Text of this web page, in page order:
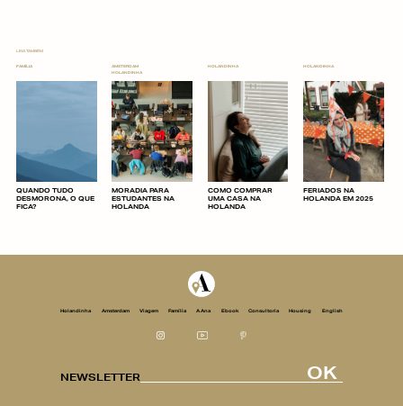
LEIA TAMBÉM
FAMÍLIA
QUANDO TUDO
DESMORONA, O QUE
FICA?
AMSTERDAM
HOLANDINHA
MORADIA PARA
ESTUDANTES NA
HOLANDA
HOLANDINHA
COMO COMPRAR
UMA CASA NA
HOLANDA
HOLANDINHA
FERIADOS NA
HOLANDA EM 2025
Holandinha Amsterdam Viagem Família A Ana Ebook Consultoria Housing English
NEWSLETTER OK